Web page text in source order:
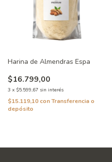
Harina de Almendras Espa
$16.799,00
3 x $5.599,67 sin interés
$15.119,10 conTransferencia o
depósito